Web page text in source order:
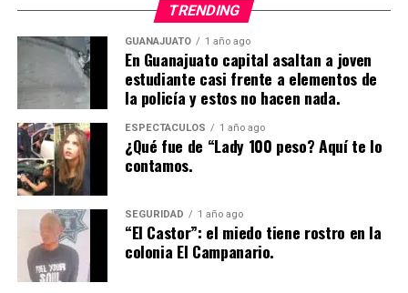
TRENDING
GUANAJUATO 1 año ago
En Guanajuato capital asaltan a joven
estudiante casi frente a elementos de
la policía y estos no hacen nada.
ESPECTÁCULOS 1 año ago
¿Qué fue de “Lady 100 peso? Aquí te lo
contamos.
SEGURIDAD 1 año ago
“El Castor”: el miedo tiene rostro en la
colonia El Campanario.